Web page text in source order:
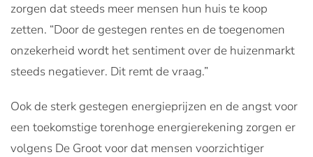
zorgen dat steeds meer mensen hun huis te koop
zetten. “Door de gestegen rentes en de toegenomen
onzekerheid wordt het sentiment over de huizenmarkt
steeds negatiever. Dit remt de vraag.”
Ook de sterk gestegen energieprijzen en de angst voor
een toekomstige torenhoge energierekening zorgen er
volgens De Groot voor dat mensen voorzichtiger